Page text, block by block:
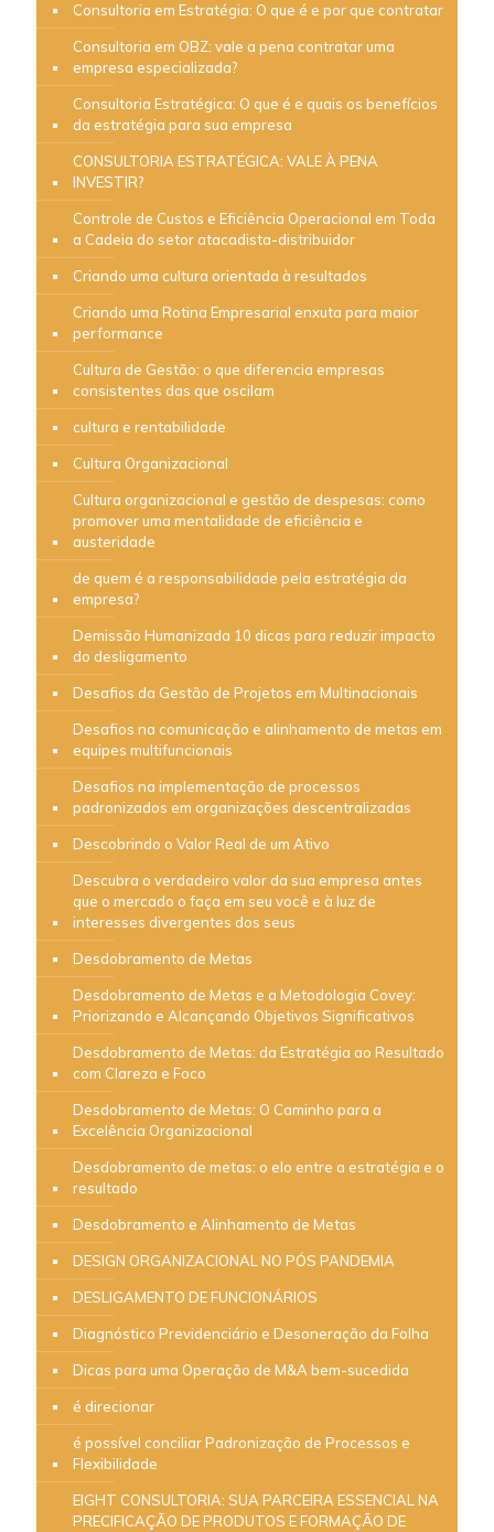
Consultoria em Estratégia: O que é e por que contratar
Consultoria em OBZ: vale a pena contratar uma
empresa especializada?
Consultoria Estratégica: O que é e quais os benefícios
da estratégia para sua empresa
CONSULTORIA ESTRATÉGICA: VALE À PENA
INVESTIR?
Controle de Custos e Eficiência Operacional em Toda
a Cadeia do setor atacadista-distribuidor
Criando uma cultura orientada à resultados
Criando uma Rotina Empresarial enxuta para maior
performance
Cultura de Gestão: o que diferencia empresas
consistentes das que oscilam
cultura e rentabilidade
Cultura Organizacional
Cultura organizacional e gestão de despesas: como
promover uma mentalidade de eficiência e
austeridade
de quem é a responsabilidade pela estratégia da
empresa?
Demissão Humanizada 10 dicas para reduzir impacto
do desligamento
Desafios da Gestão de Projetos em Multinacionais
Desafios na comunicação e alinhamento de metas em
equipes multifuncionais
Desafios na implementação de processos
padronizados em organizações descentralizadas
Descobrindo o Valor Real de um Ativo
Descubra o verdadeiro valor da sua empresa antes
que o mercado o faça em seu você e à luz de
interesses divergentes dos seus
Desdobramento de Metas
Desdobramento de Metas e a Metodologia Covey:
Priorizando e Alcançando Objetivos Significativos
Desdobramento de Metas: da Estratégia ao Resultado
com Clareza e Foco
Desdobramento de Metas: O Caminho para a
Excelência Organizacional
Desdobramento de metas: o elo entre a estratégia e o
resultado
Desdobramento e Alinhamento de Metas
DESIGN ORGANIZACIONAL NO PÓS PANDEMIA
DESLIGAMENTO DE FUNCIONÁRIOS
Diagnóstico Previdenciário e Desoneração da Folha
Dicas para uma Operação de M&A bem-sucedida
é direcionar
é possível conciliar Padronização de Processos e
Flexibilidade
EIGHT CONSULTORIA: SUA PARCEIRA ESSENCIAL NA
PRECIFICAÇÃO DE PRODUTOS E FORMAÇÃO DE